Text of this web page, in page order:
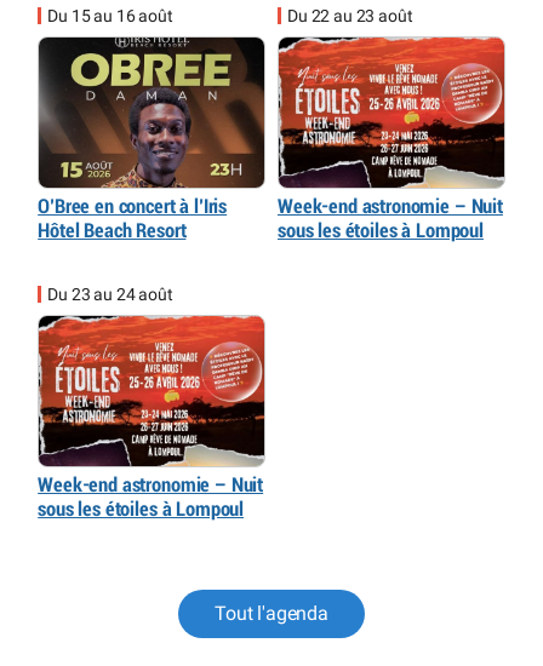
Du 15 au 16 août
O’Bree en concert à l’Iris
Hôtel Beach Resort
Du 22 au 23 août
Week-end astronomie – Nuit
sous les étoiles à Lompoul
Du 23 au 24 août
Week-end astronomie – Nuit
sous les étoiles à Lompoul
Tout l'agenda